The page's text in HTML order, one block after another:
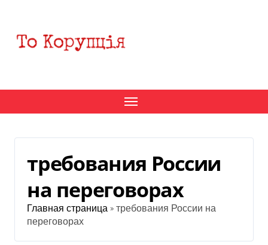
содержанию
требования России
на переговорах
Главная страница » требования России на
переговорах